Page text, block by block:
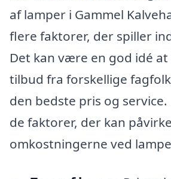
af lamper i Gammel
flere faktorer, der spiller
Det kan være en god idé
tilbud fra forskellige
den bedste pris og
de faktorer, der kan påvirke
omkostningerne ved